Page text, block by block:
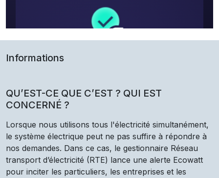
Informations
QU’EST-CE QUE C’EST ? QUI EST
CONCERNÉ ?
Lorsque nous utilisons tous l'électricité simultanément,
le système électrique peut ne pas suffire à répondre à
nos demandes. Dans ce cas, le gestionnaire Réseau
transport d’électricité (RTE) lance une alerte Ecowatt
pour inciter les particuliers, les entreprises et les